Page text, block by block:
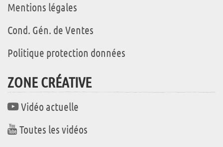
Mentions légales
Cond. Gén. de Ventes
Politique protection données
ZONE CRÉATIVE
Vidéo actuelle
Toutes les vidéos